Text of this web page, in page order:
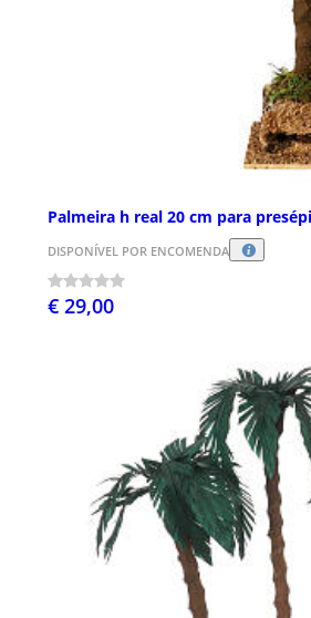
Palmeira h real 20 cm para
DISPONÍVEL POR ENCOMENDA
€ 29,00